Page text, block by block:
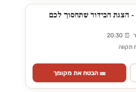
- הצגת הבידור שתחסוך לכם
תקווה
🎫 הבטח את מקומך